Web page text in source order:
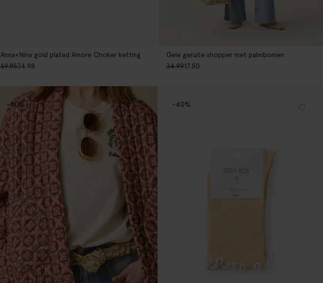
Anna+Nina gold plated Amore Choker ketting
69.9534.98
Gele geruite shopper met palmbomen
34.9917.50
-40% -40%